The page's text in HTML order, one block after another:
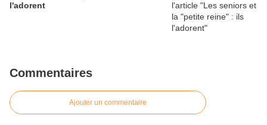
l'adorent
Commentaires
Ajouter un commentaire